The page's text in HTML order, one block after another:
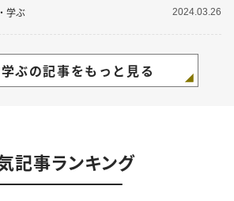
学ぶ 2024.03.26
ぶの記事をもっと見る
記事ランキング